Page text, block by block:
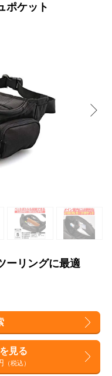
ポケット
ーリングに最適
見る
（税込）